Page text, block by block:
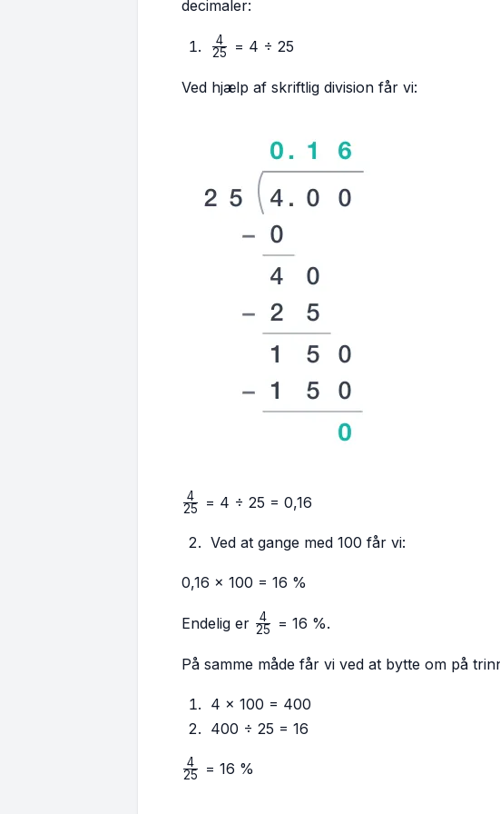
decimaler:
\frac{4}
25
4 = 4 ÷ 25
Ved hjælp af skriftlig division får vi:
\frac{4}
25
4 = 4 ÷ 25 = 0,16
Ved at gange med 100 får vi:
0,16 × 100 = 16 %
Endelig er \frac{4}
25
4 = 16 %.
På samme måde får vi ved at bytte om på
4 × 100 = 400
400 ÷ 25 = 16
\frac{4}
25
4 = 16 %